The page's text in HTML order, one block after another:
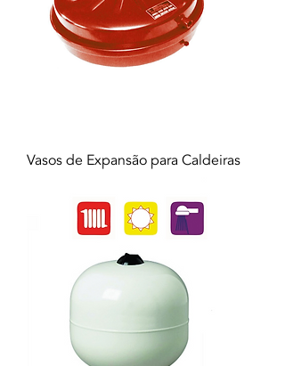
Vasos de Expansão para Caldeiras